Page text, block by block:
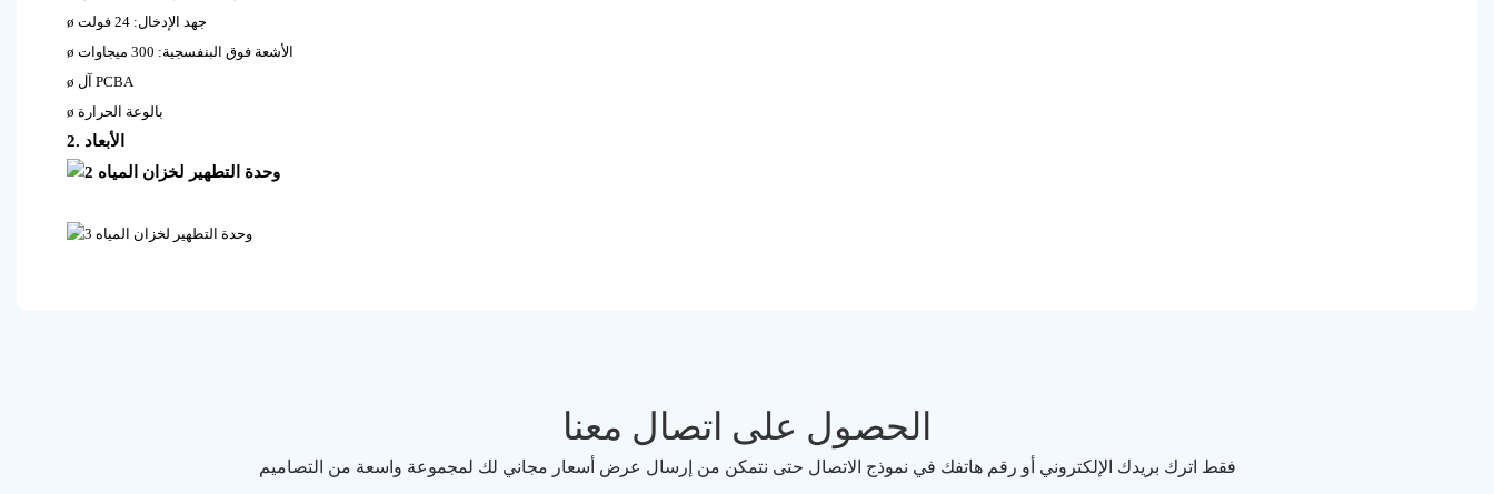
ø
جهد الإدخال: 24 فولت
ø
الأشعة فوق البنفسجية: 300 ميجاوات
ø
آل PCBA
ø بالوعة الحرارة
2. الأبعاد
الحصول على اتصال معنا
فقط اترك بريدك الإلكتروني أو رقم هاتفك في نموذج الاتصال حتى نتمكن من إرسال عرض أسعار مجاني لك لمجموعة واسعة من التصاميم